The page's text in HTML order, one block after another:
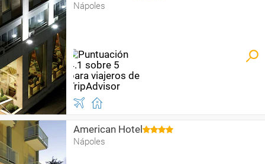
Nápoles
American Hotel
Nápoles